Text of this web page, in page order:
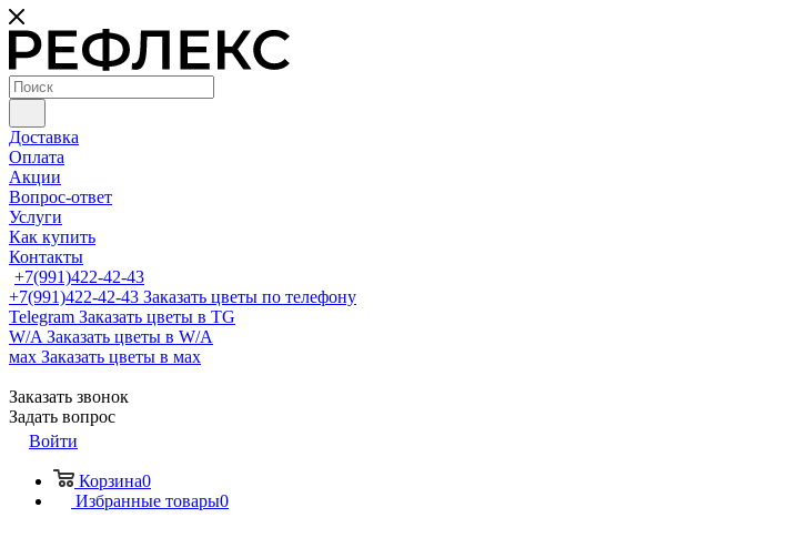
Доставка
Оплата
Акции
Вопрос-ответ
Услуги
Как купить
Контакты
+7(991)422-42-43
+7(991)422-42-43 Заказать цветы по телефону
Telegram Заказать цветы в TG
W/A Заказать цветы в W/A
мах Заказать цветы в мах
Заказать звонок
Задать вопрос
Войти
Корзина0
Избранные товары0